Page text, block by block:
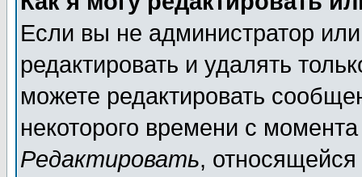
Если вы не администратор
редактировать и удалять
можете редактировать
некоторого времени с
Редактировать,